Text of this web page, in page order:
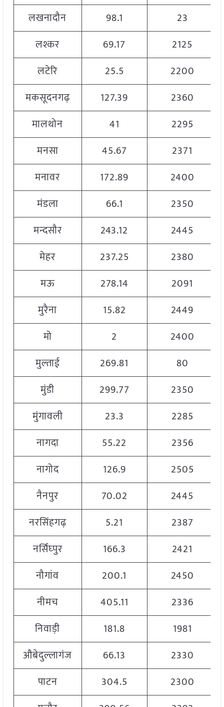
लखनादौन
98.1
23
लश्कर
69.17
2125
लटेरि
25.5
2200
मकसूदनगढ़
127.39
2360
मालथोन
41
2295
मनसा
45.67
2371
मनावर
172.89
2400
मंडला
66.1
2350
मन्दसौर
243.12
2445
मेहर
237.25
2380
मऊ
278.14
2091
मुरैना
15.82
2449
मो
2
2400
मुल्ताई
269.81
80
मुंडी
299.77
2350
मुंगावली
23.3
2285
नागदा
55.22
2356
नागोद
126.9
2505
नैनपुर
70.02
2445
नरसिंहगढ़
5.21
2387
नर्सिंघ्पुर
166.3
2421
नौगांव
200.1
2450
नीमच
405.11
2336
निवाड़ी
181.8
1981
औबेदुल्लागंज
66.13
2330
पाटन
304.5
2300